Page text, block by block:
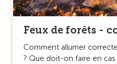
Feux de forêts -
Comment allumer
? Que doit-on faire en